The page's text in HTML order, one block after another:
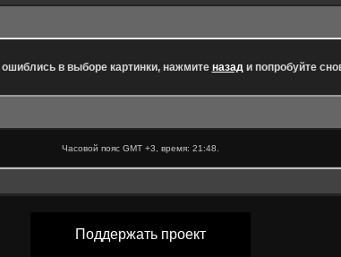
в выборе картинки, нажмите назади попробуйте
Часовой пояс GMT +3, время: 21:48
Поддержать проект